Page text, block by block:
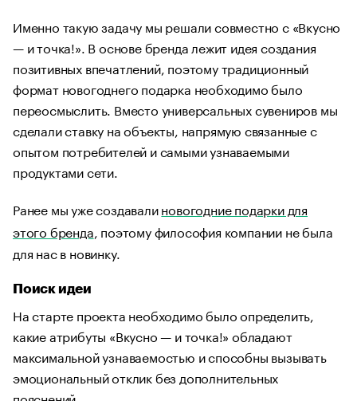
Именно такую задачу мы решали совместно с «Вкусно
— и точка!». В основе бренда лежит идея создания
позитивных впечатлений, поэтому традиционный
формат новогоднего подарка необходимо было
переосмыслить. Вместо универсальных сувениров мы
сделали ставку на объекты, напрямую связанные с
опытом потребителей и самыми узнаваемыми
продуктами сети.
Ранее мы уже создавалиновогодние подарки для
этого бренда , поэтому философия компании не была
для нас в новинку.
Поиск идеи
На старте проекта необходимо было определить,
какие атрибуты «Вкусно — и точка!» обладают
максимальной узнаваемостью и способны вызывать
эмоциональный отклик без дополнительных